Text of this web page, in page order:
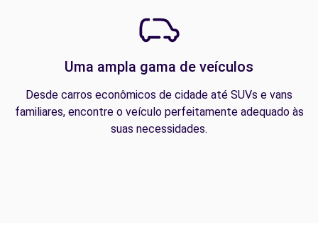
Uma ampla gama de veículos
Desde carros econômicos de cidade até SUVs e vans
familiares, encontre o veículo perfeitamente adequado às
suas necessidades.